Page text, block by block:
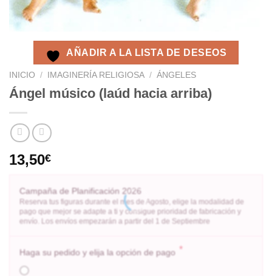
AÑADIR A LA LISTA DE DESEOS
INICIO / IMAGINERÍA RELIGIOSA / ÁNGELES
Ángel músico (laúd hacia arriba)
13,50€
Campaña de Planificación 2026
Reserva tus figuras durante el mes de Agosto, elige la modalidad de
pago que mejor se adapte a ti y consigue prioridad de fabricación y
envío. Los envíos empezarán a partir del 1 de Septiembre
Haga su pedido y elija la opción de pago *